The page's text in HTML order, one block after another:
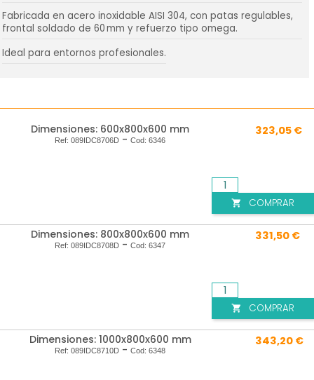
Fabricada en acero inoxidable AISI 304, con patas regulables,
frontal soldado de 60 mm y refuerzo tipo omega.
Ideal para entornos profesionales.
Dimensiones: 600x800x600 mm
Ref: 089IDC8706D - Cod: 6346
323,05 €
 COMPRAR
Dimensiones: 800x800x600 mm
Ref: 089IDC8708D - Cod: 6347
331,50 €
 COMPRAR
Dimensiones: 1000x800x600 mm
Ref: 089IDC8710D - Cod: 6348
343,20 €